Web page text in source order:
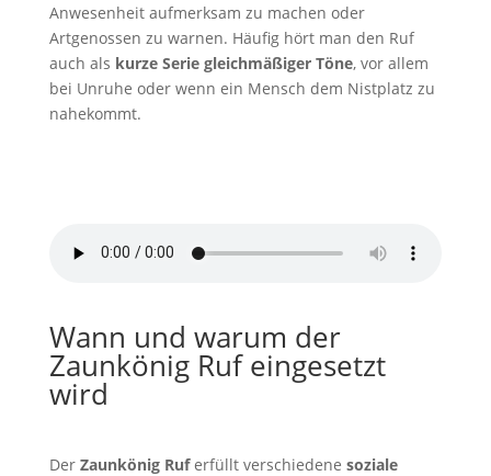
Anwesenheit aufmerksam zu machen oder
Artgenossen zu warnen. Häufig hört man den Ruf
auch als kurze Serie gleichmäßiger Töne, vor allem
bei Unruhe oder wenn ein Mensch dem Nistplatz zu
nahekommt.
Wann und warum der
Zaunkönig Ruf eingesetzt
wird
Der Zaunkönig Ruferfüllt verschiedene soziale